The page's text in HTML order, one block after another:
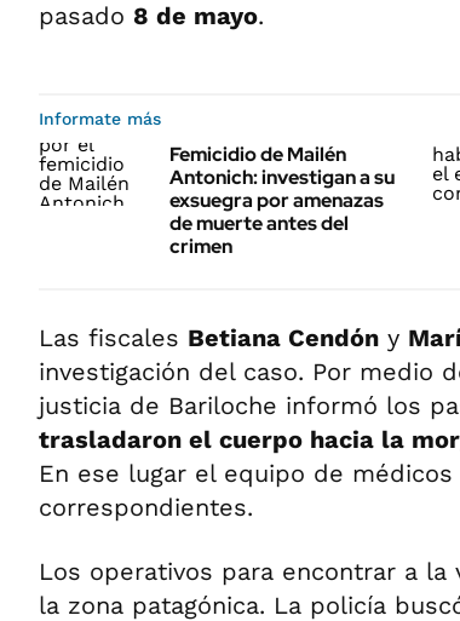
pasado 8 de mayo.
Informate más
Femicidio de Mailén
Antonich: investigan a su
exsuegra por amenazas
de muerte antes del
crimen
Las fiscales Betiana Cendón y
investigación del caso. Por medio
justicia de Bariloche informó los
trasladaron el cuerpo hacia la
En ese lugar el equipo de
correspondientes.
Los operativos para encontrar a
la zona patagónica. La policía